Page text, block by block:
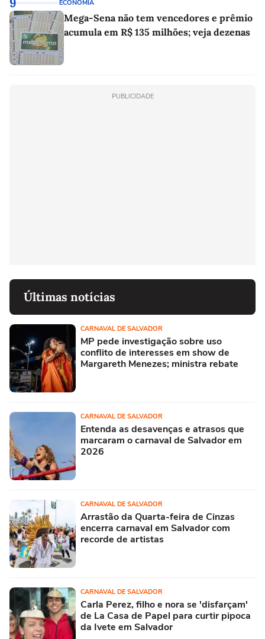
ECONOMIA
Mega-Sena não tem vencedores e prêmio
acumula em R$ 135 milhões; veja dezenas
PUBLICIDADE
Últimas notícias
CARNAVAL DE SALVADOR
MP pede investigação sobre uso
conflito de interesses em show de
Margareth Menezes; ministra rebate
CARNAVAL DE SALVADOR
Entenda as desavenças e atrasos que
marcaram o carnaval de Salvador em
2026
CARNAVAL DE SALVADOR
Arrastão da Quarta-feira de Cinzas
encerra carnaval em Salvador com
recorde de artistas
CARNAVAL DE SALVADOR
Carla Perez, filho e nora se 'disfarçam'
de La Casa de Papel para curtir pipoca
da Ivete em Salvador